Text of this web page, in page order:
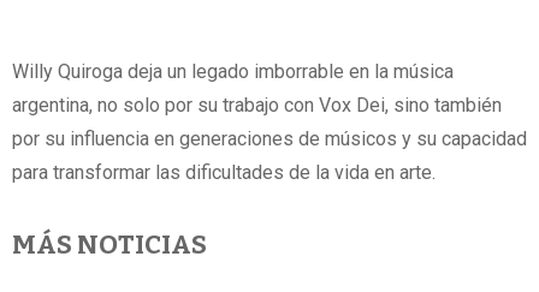
Willy Quiroga deja un legado imborrable en la música
argentina, no solo por su trabajo con Vox Dei, sino también
por su influencia en generaciones de músicos y su capacidad
para transformar las dificultades de la vida en arte.
MÁS NOTICIAS